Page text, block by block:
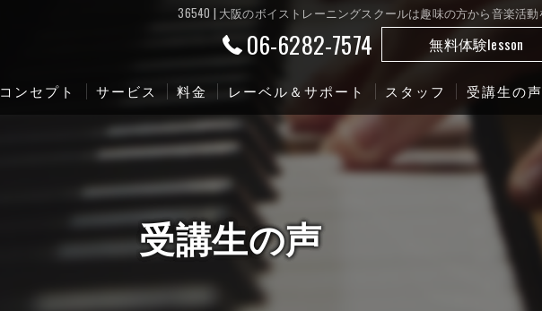
36540 | 大阪のボイストレーニングスクールは趣味の方から音楽活
06-6282-7574 無料体験lesson
コンセプト サービス 料金 レーベル＆サポート スタッフ 受講生の声
受講生の声